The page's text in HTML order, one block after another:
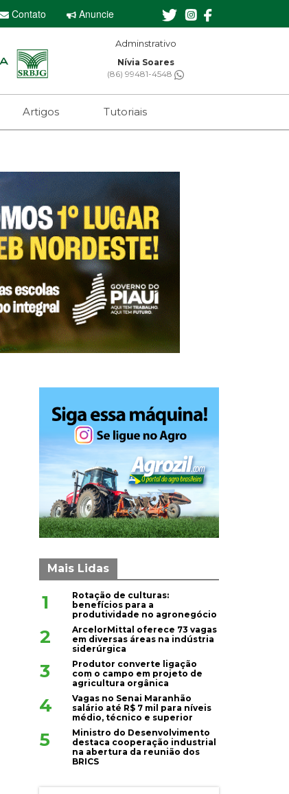
Contato Anuncie
Editor-chefe
Sebastian Eugênio
(61) 99650-2473
Nívia Soares
(86) 99481-4548
Artigos Tutoriais
Mais Lidas
1
Rotação de culturas:
benefícios para a
produtividade no agronegócio
2
ArcelorMittal oferece 73 vagas
em diversas áreas na indústria
siderúrgica
3
Produtor converte ligação
com o campo em projeto de
agricultura orgânica
4
Vagas no Senai Maranhão
salário até R$ 7 mil para níveis
médio, técnico e superior
5
Ministro do Desenvolvimento
destaca cooperação industrial
na abertura da reunião dos
BRICS